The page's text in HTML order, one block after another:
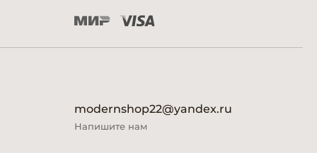
modernshop22@yandex.ru
Напишите нам